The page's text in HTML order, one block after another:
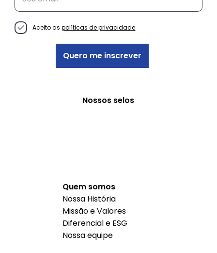
Quem somos
Nossa História
Missão e Valores
Diferencial e ESG
Nossa equipe
Aceito as políticas de privacidade
Quero me inscrever
Nossos selos